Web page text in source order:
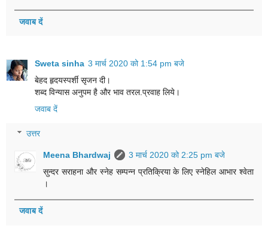
जवाब दें
Sweta sinha 3 मार्च 2020 को 1:54 pm बजे
बेहद हृदयस्पर्शी सृजन दी।
शब्द विन्यास अनुपम है और भाव तरल.प्रवाह लिये।
जवाब दें
उत्तर
Meena Bhardwaj
3 मार्च 2020 को 2:25 pm बजे
सुन्दर सराहना और स्नेह सम्पन्न प्रतिक्रिया के लिए स्नेहिल आभार श्वेता
।
जवाब दें